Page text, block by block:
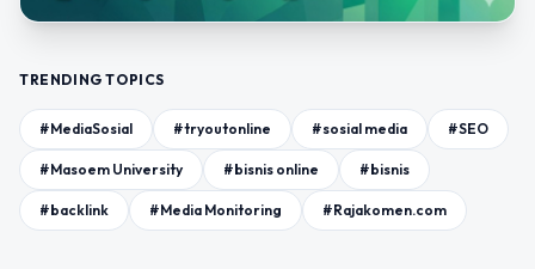
TRENDING TOPICS
#MediaSosial #tryoutonline #sosial media #SEO
#Masoem University #bisnis online #bisnis
#backlink #Media Monitoring #Rajakomen.com